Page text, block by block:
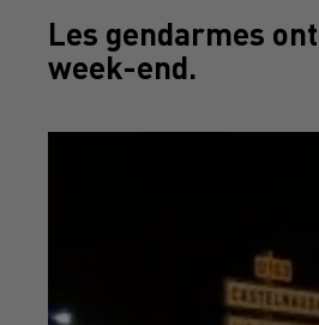
Les gendarmes
week-end.